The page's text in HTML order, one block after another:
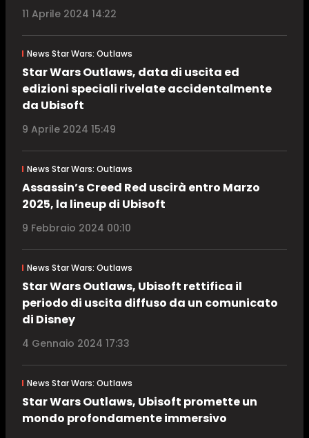
11 Aprile 2024 14:22
News Star Wars: Outlaws
Star Wars Outlaws, data di uscita ed
edizioni speciali rivelate accidentalmente
da Ubisoft
9 Aprile 2024 15:49
News Star Wars: Outlaws
Assassin’s Creed Red uscirà entro Marzo
2025, la lineup di Ubisoft
9 Febbraio 2024 00:10
News Star Wars: Outlaws
Star Wars Outlaws, Ubisoft rettifica il
periodo di uscita diffuso da un comunicato
di Disney
4 Gennaio 2024 17:33
News Star Wars: Outlaws
Star Wars Outlaws, Ubisoft promette un
mondo profondamente immersivo